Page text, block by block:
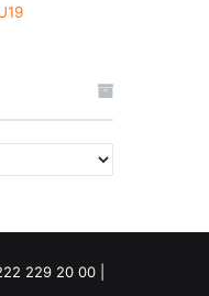
229 20 00 |